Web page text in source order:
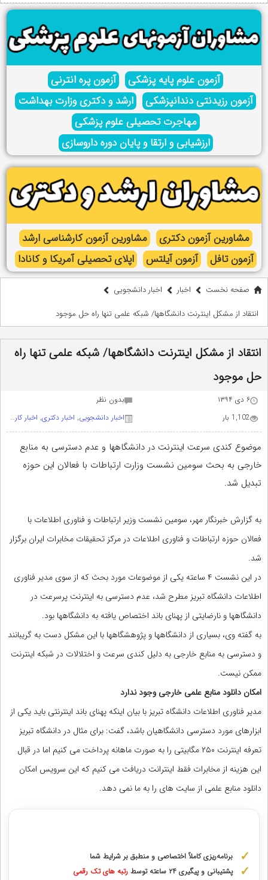
آزمون علوم پایه پزشکی
آزمون پره انترنی
آزمون رزیدنتی دندانپزشکی
ارشد و دکتری وزارت بهداشت
مهاجرت تحصیلی علوم پزشکی
ارزشیابی و ارتقا و پایان دوره داروسازی
مشاورین آزمون دکتری
مشاورین آزمون کارشناسی ارشد
آزمون تافل
آزمون آیلتس اپلای تحصیلی آمریکا و کانادا
صفحه نخست اخبار
اخبار دانشجویی
انتقاد از مشکل اینترنت دانشگاهها/ شبکه علمی تنها راه حل موجود
انتقاد از مشکل اینترنت دانشگاهها/ شبکه علمی تنها راه
حل موجود
۶ دی ۱۳۹۴
بدون نظر
1,102 بار
اخبار دانشجویی, اخبار دکتری, اخبار کارشناسی ارشد
موضوع کندی سرعت اینترنت در دانشگاهها و عدم دسترسی به منابع
خارجی به بحث سومین نشست وزارت ارتباطات با فعالان این حوزه
تبدیل شد.
به گزارش خبرنگار مهر، سومین نشست وزیر ارتباطات و فناوری اطلاعات با
فعالان حوزه ارتباطات و فناوری اطلاعات در مرکز تحقیقات مخابرات ایران برگزار
شد.
در این نشست ۴ ساعته یکی از موضوعات مورد بحث که از سوی مدیر فناوری
اطلاعات دانشگاه تبریز مطرح شد، عدم دسترسی به اینترنت پرسرعت در
دانشگاهها و نارضایتی از پهنای باند اختصاص یافته به دانشگاهها بود.
به گفته وی، بسیاری از دانشگاهها و پژوهشگاهها با این مشکل دست به گریبانند
و دسترسی به منابع خارجی به دلیل کندی سرعت و اختلالات در شبکه اینترنت
ممکن نیست.
امکان دانلود منابع علمی خارجی وجود ندارد
مدیر فناوری اطلاعات دانشگاه تبریز با بیان اینکه پهنای باند اینترنتی باید یکی از
ابزارهای مورد دسترسی دانشگاهیان باشد، گفت: برای مثال در دانشگاه تبریز
تعرفه اینترنت ۲۵۰ مگابیتی را به صورت ماهانه پرداخت می کنیم اما در قبال
این هزینه از مخابرات فقط اینترانت دریافت می کنیم که این سرویس امکان
دانلود منابع علمی از سایت های را به ما نمی دهد.
برنامه‌ریزی کاملاً اختصاصی و منطبق بر شرایط شما
پشتیبانی و پیگیری ۲۴ ساعته توسط
رتبه‌ های تک رقمی